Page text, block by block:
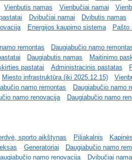
Vienbutis namas Vienbučiai namai
Dvibučiai namai Dvibutis namas
Energijos kaupimo sistema Pašto
remontas Daugiabučio namo
Daugiabutis namas Maitinimo
pastatai Administracinis pastatas
Miesto infrastruktūra (iki 2025.12.15)
namo remontas Daugiabučio namo
namo renovacija Daugiabučio namo
sporto aikštynas Piliakalnis Kapinės
Generatoriai Daugiabučio namo
namo renovacija Dvibučiai